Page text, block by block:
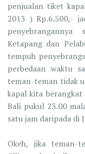
penjualan tiket
2013 ) Rp.6.500,-
Ketapang dan
tempuh
perbedaan waktu
teman-teman tidak
kapal kita berangkat
Bali pukul 23.00
satu jam daripada di
Okeh, jika teman-